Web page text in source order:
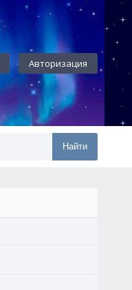
Авторизация
Найти